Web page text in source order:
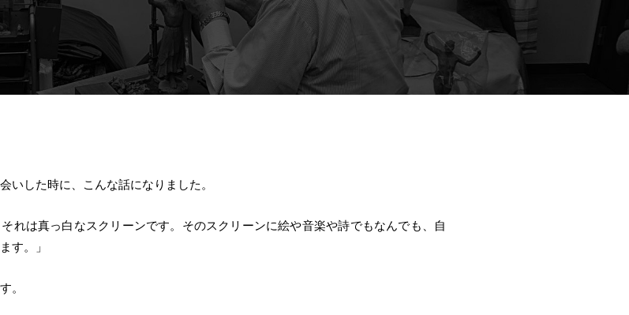
いした時に、こんな話になりました。
れは真っ白なスクリーンです。そのスクリーンに絵や音楽や詩でもなんでも、自
す。」
。